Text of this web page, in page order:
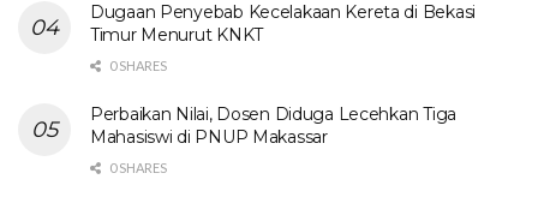
Dugaan Penyebab Kecelakaan Kereta di Bekasi
Timur Menurut KNKT
0 SHARES
Perbaikan Nilai, Dosen Diduga Lecehkan Tiga
Mahasiswi di PNUP Makassar
0 SHARES